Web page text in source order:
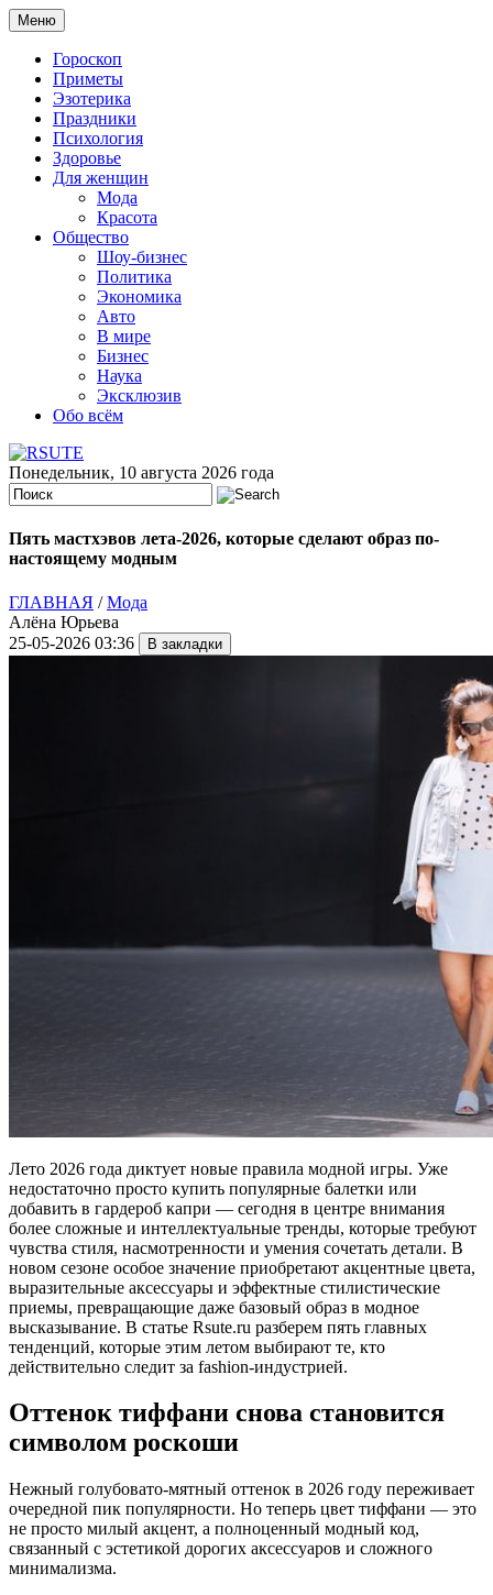
Меню
Гороскоп
Приметы
Эзотерика
Праздники
Психология
Здоровье
Для женщин
Мода
Красота
Общество
Шоу-бизнес
Политика
Экономика
Авто
В мире
Бизнес
Наука
Эксклюзив
Обо всём
Понедельник, 10 августа 2026 года
Пять мастхэвов лета-2026, которые сделают образ по-
настоящему модным
ГЛАВНАЯ /Мода
Алёна Юрьева
25-05-2026 03:36
Лето 2026 года диктует новые правила модной игры. Уже
недостаточно просто купить популярные балетки или
добавить в гардероб капри — сегодня в центре внимания
более сложные и интеллектуальные тренды, которые требуют
чувства стиля, насмотренности и умения сочетать детали. В
новом сезоне особое значение приобретают акцентные цвета,
выразительные аксессуары и эффектные стилистические
приемы, превращающие даже базовый образ в модное
высказывание. В статье Rsute.ru разберем пять главных
тенденций, которые этим летом выбирают те, кто
действительно следит за fashion-индустрией.
Оттенок тиффани снова становится
символом роскоши
Нежный голубовато-мятный оттенок в 2026 году переживает
очередной пик популярности. Но теперь цвет тиффани — это
не просто милый акцент, а полноценный модный код,
связанный с эстетикой дорогих аксессуаров и сложного
минимализма.